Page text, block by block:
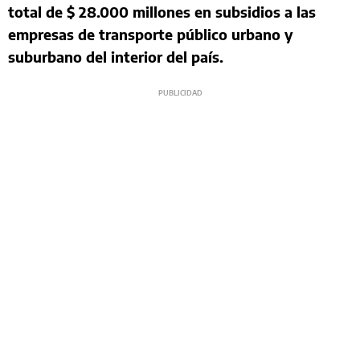
total de $ 28.000 millones en subsidios a las
empresas de transporte público urbano y
suburbano del interior del país.